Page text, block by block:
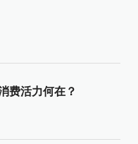
费活力何在？